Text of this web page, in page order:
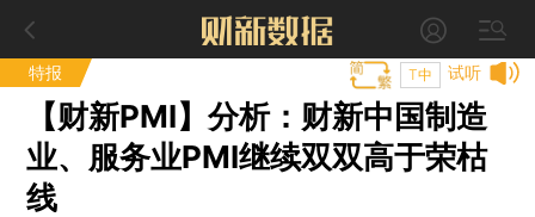
特报 试听
T中
【财新PMI】分析：财新中国制造
业、服务业PMI继续双双高于荣枯
线